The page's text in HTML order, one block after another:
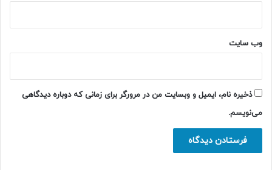
وب‌ سایت
ذخیره نام، ایمیل و وبسایت من در مرورگر برای زمانی که دوباره دیدگاهی
می‌نویسم.